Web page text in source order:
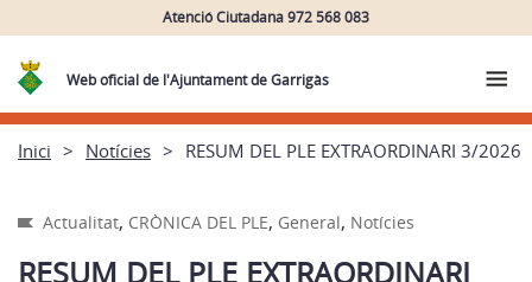
Atenció Ciutadana 972 568 083
Web oficial de l'Ajuntament de Garrigàs
Inici Notícies RESUM DEL PLE EXTRAORDINARI 3/2026
Actualitat, CRÒNICA DEL PLE, General, Notícies
RESUM DEL PLE EXTRAORDINARI